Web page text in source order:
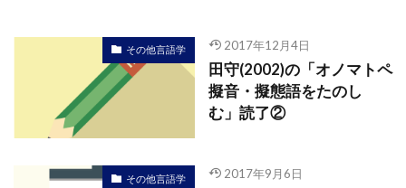
その他言語学 2017年12月4日
田守(2002)の「オノマトペ
擬音・擬態語をたのし
む」読了②
その他言語学 2017年9月6日